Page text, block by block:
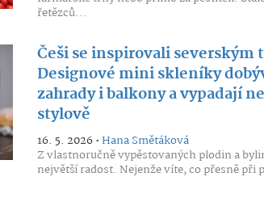
řetězců...
Češi se inspirovali severským
Designové mini skleníky
zahrady i balkony a vypadají
stylově
16. 5. 2026 •Hana Smětáková
Z vlastnoručně vypěstovaných plodin a
největší radost. Nejenže víte, co přesně při